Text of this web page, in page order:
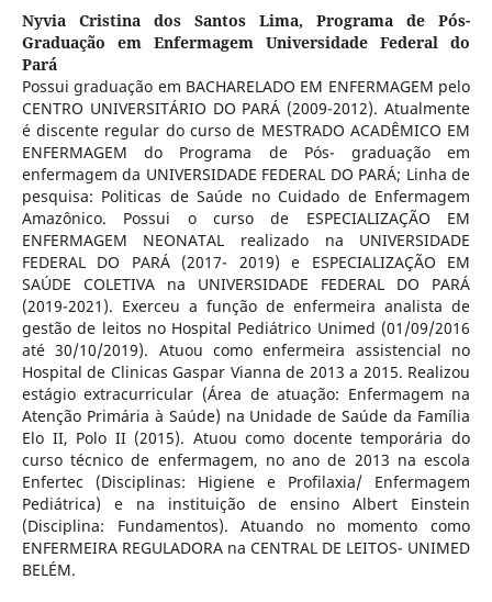
Nyvia Cristina dos Santos Lima,Programa de Pós-
Graduação em Enfermagem Universidade Federal do
Pará
Possui graduação em BACHARELADO EM ENFERMAGEM pelo
CENTRO UNIVERSITÁRIO DO PARÁ (2009-2012). Atualmente
é discente regular do curso de MESTRADO ACADÊMICO EM
ENFERMAGEM do Programa de Pós- graduação em
enfermagem da UNIVERSIDADE FEDERAL DO PARÁ; Linha de
pesquisa: Politicas de Saúde no Cuidado de Enfermagem
Amazônico. Possui o curso de ESPECIALIZAÇÃO EM
ENFERMAGEM NEONATAL realizado na UNIVERSIDADE
FEDERAL DO PARÁ (2017- 2019) e ESPECIALIZAÇÃO EM
SAÚDE COLETIVA na UNIVERSIDADE FEDERAL DO PARÁ
(2019-2021). Exerceu a função de enfermeira analista de
gestão de leitos no Hospital Pediátrico Unimed (01/09/2016
até 30/10/2019). Atuou como enfermeira assistencial no
Hospital de Clinicas Gaspar Vianna de 2013 a 2015. Realizou
estágio extracurricular (Área de atuação: Enfermagem na
Atenção Primária à Saúde) na Unidade de Saúde da Família
Elo II, Polo II (2015). Atuou como docente temporária do
curso técnico de enfermagem, no ano de 2013 na escola
Enfertec (Disciplinas: Higiene e Profilaxia/ Enfermagem
Pediátrica) e na instituição de ensino Albert Einstein
(Disciplina: Fundamentos). Atuando no momento como
ENFERMEIRA REGULADORA na CENTRAL DE LEITOS- UNIMED
BELÉM.